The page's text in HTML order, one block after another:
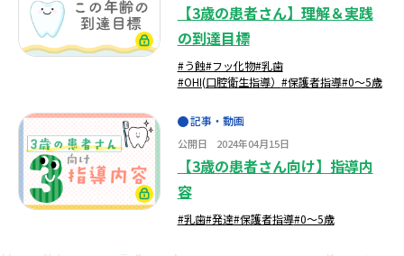
【3歳の患者さん】理解＆実践
の到達目標
#う蝕#フッ化物#乳歯
#OHI(口腔衛生指導） #保護者指導#0～5歳
記事・動画
公開日 2024年04月15日
【3歳の患者さん向け】指導内
容
#乳歯#発達#保護者指導#0～5歳